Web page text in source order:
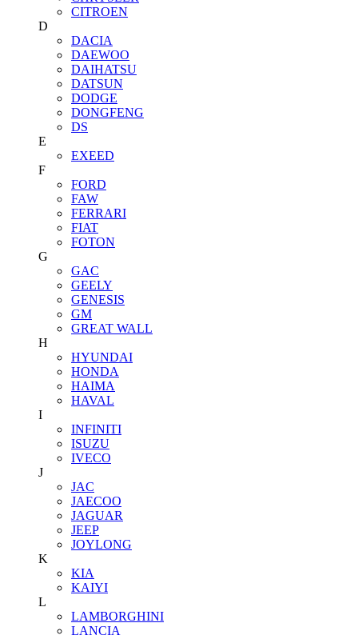
CITROEN
D
DACIA
DAEWOO
DAIHATSU
DATSUN
DODGE
DONGFENG
DS
E
EXEED
F
FORD
FAW
FERRARI
FIAT
FOTON
G
GAC
GEELY
GENESIS
GM
GREAT WALL
H
HYUNDAI
HONDA
HAIMA
HAVAL
I
INFINITI
ISUZU
IVECO
J
JAC
JAECOO
JAGUAR
JEEP
JOYLONG
K
KIA
KAIYI
L
LAMBORGHINI
LANCIA